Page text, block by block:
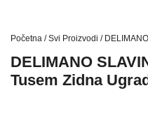
Početna /Svi Proizvodi /
DELIMANO
Tusem Zidna